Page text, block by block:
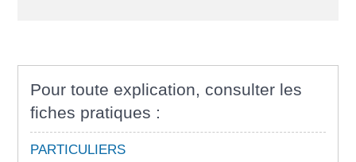
Pour toute explication, consulter les
fiches pratiques :
PARTICULIERS